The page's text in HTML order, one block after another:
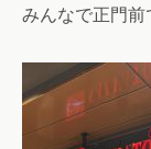
みんなで正門前